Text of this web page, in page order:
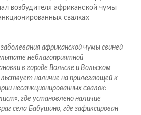
возбудителя африканской чумы
свалках
африканской чумы свиней
неблагоприятной
в городе Вольске и Вольском
наличие на прилегающей к
несанкционированных свалок:
где установлено наличие
села Бабушино, где зафиксирован